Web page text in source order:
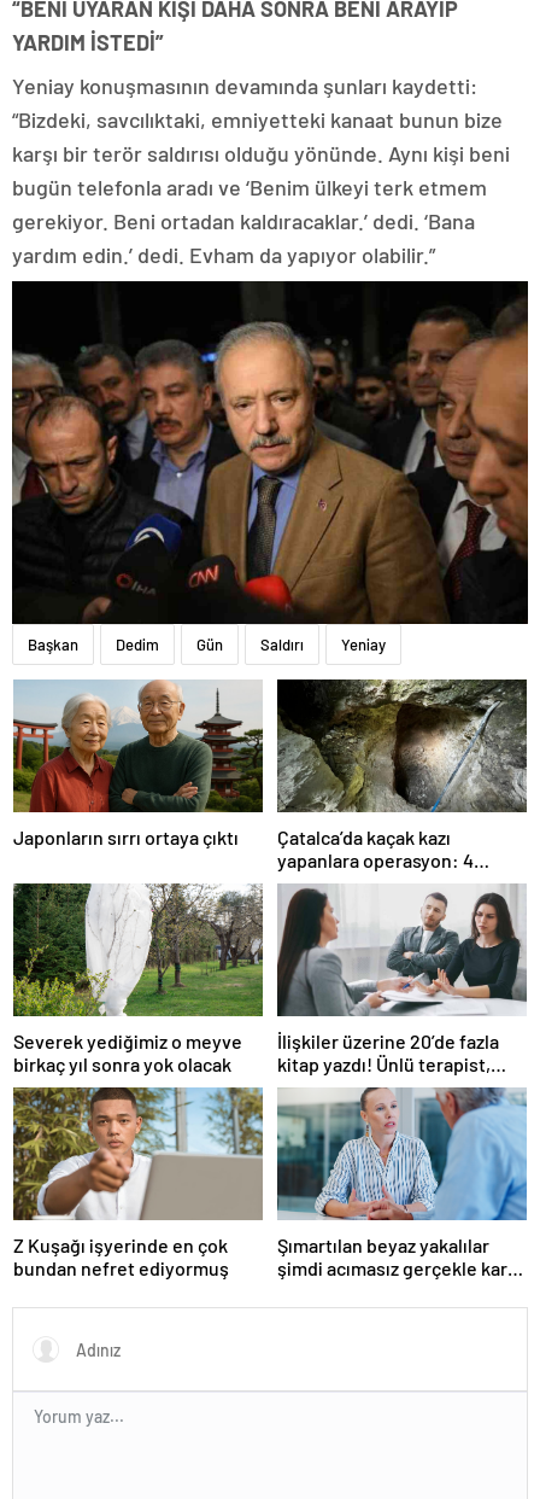
“BENİ UYARAN KİŞİ DAHA SONRA BENİ ARAYIP
YARDIM İSTEDİ”
Yeniay konuşmasının devamında şunları kaydetti:
“Bizdeki, savcılıktaki, emniyetteki kanaat bunun bize
karşı bir terör saldırısı olduğu yönünde. Aynı kişi beni
bugün telefonla aradı ve ‘Benim ülkeyi terk etmem
gerekiyor. Beni ortadan kaldıracaklar.’ dedi. ‘Bana
yardım edin.’ dedi. Evham da yapıyor olabilir.”
Başkan Dedim Gün Saldırı Yeniay
Japonların sırrı ortaya çıktı
Çatalca’da kaçak kazı
yapanlara operasyon: 4
gözaltı
Severek yediğimiz o meyve
birkaç yıl sonra yok olacak
İlişkiler üzerine 20’de fazla
kitap yazdı! Ünlü terapist,
boşanmaların gerçek
suçlularını açıklıyor
Z Kuşağı işyerinde en çok
bundan nefret ediyormuş
Şımartılan beyaz yakalılar
şimdi acımasız gerçekle karşı